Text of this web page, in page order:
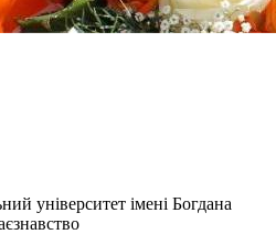
університет імені Богдана